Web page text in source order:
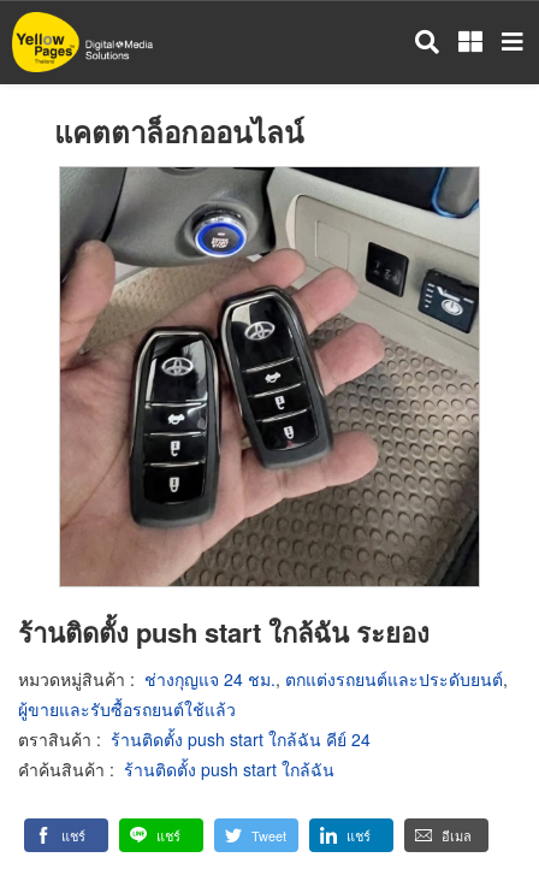
ข้าม
ไป
แคตตาล็อกออนไลน์
ร้านติดตั้ง push start ใกล้ฉัน ระยอง
หมวดหมู่สินค้า : ช่างกุญแจ 24 ชม., ตกแต่งรถยนต์และประดับยนต์,
ผู้ขายและรับซื้อรถยนต์ใช้แล้ว
ตราสินค้า : ร้านติดตั้ง push start ใกล้ฉัน คีย์ 24
คำค้นสินค้า : ร้านติดตั้ง push start ใกล้ฉัน
แชร์ แชร์ Tweet แชร์ อีเมล